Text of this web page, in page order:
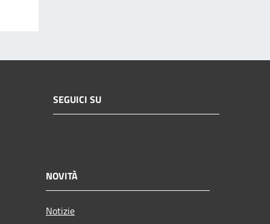
SEGUICI SU
NOVITÀ
Notizie